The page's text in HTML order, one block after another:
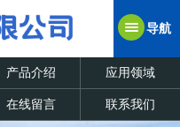
导航
产品介绍 应用领域
在线留言 联系我们